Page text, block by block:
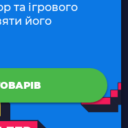
та ігрового
його